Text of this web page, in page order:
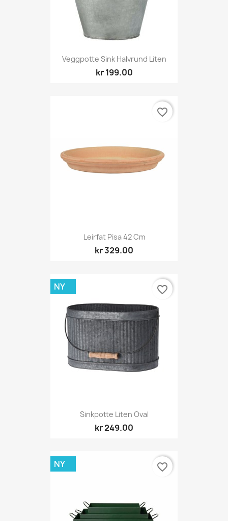
Veggpotte Sink Halvrund Liten
kr 199.00
Leirfat Pisa 42 Cm
kr 329.00
favorite_border
Sinkpotte Liten Oval
kr 249.00
NY favorite_border
NY favorite_border